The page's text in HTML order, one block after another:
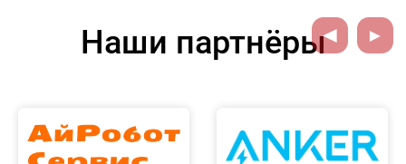
Наши партнёры